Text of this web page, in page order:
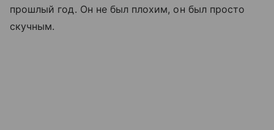
прошлый год. Он не был плохим, он был просто
скучным.